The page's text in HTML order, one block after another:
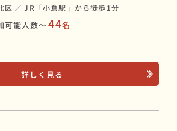
区 ／ JR「小倉駅」から徒歩1分
可能人数〜44名
詳しく見る